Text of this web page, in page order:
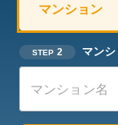
マンション
STEP 2 マン